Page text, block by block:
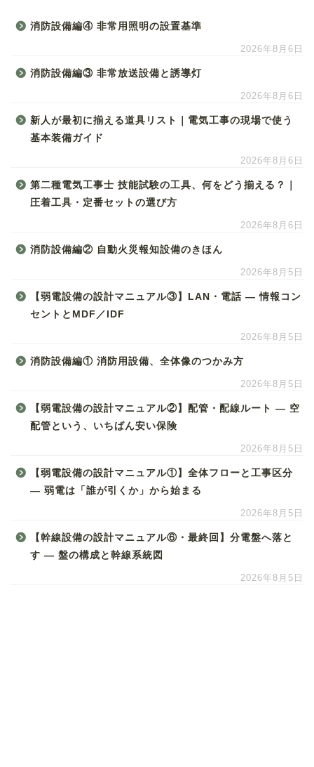
消防設備編④ 非常用照明の設置基準
2026年8月6日
消防設備編③ 非常放送設備と誘導灯
2026年8月6日
新人が最初に揃える道具リスト｜電気工事の現場で使う
基本装備ガイド
2026年8月6日
第二種電気工事士 技能試験の工具、何をどう揃える？｜
圧着工具・定番セットの選び方
2026年8月6日
消防設備編② 自動火災報知設備のきほん
2026年8月5日
【弱電設備の設計マニュアル③】LAN・電話 ― 情報コン
セントとMDF／IDF
2026年8月5日
消防設備編① 消防用設備、全体像のつかみ方
2026年8月5日
【弱電設備の設計マニュアル②】配管・配線ルート ― 空
配管という、いちばん安い保険
2026年8月5日
【弱電設備の設計マニュアル①】全体フローと工事区分
― 弱電は「誰が引くか」から始まる
2026年8月5日
【幹線設備の設計マニュアル⑥・最終回】分電盤へ落と
す ― 盤の構成と幹線系統図
2026年8月5日